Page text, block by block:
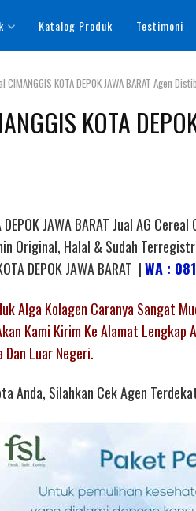
Katalog Produk Testimoni
CIMANGGIS KOTA DEPOK JAWA BARAT Agen
KOTA
DEPOK JAWA BARAT Jual AG
Original, Halal & Sudah
DEPOK JAWA BARAT |WA :
Alga Kolagen Caranya Sangat
Kami Kirim Ke Alamat
Dan Luar Negeri.
Anda, Silahkan Cek Agen